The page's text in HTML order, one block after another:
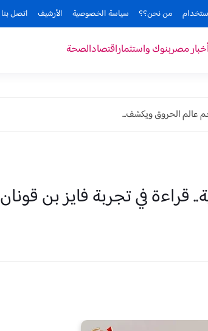
من نحن؟؟ سياسة الخصوصية الأرشيف اتصل بنا
مصربنوك واستثماراقتصادالصحة
عالم الحروق ويكشف...
في تجربة فايز بن قونان